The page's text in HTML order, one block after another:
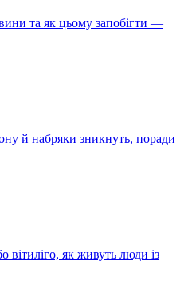
та як цьому запобігти —
й набряки зникнуть, поради
як живуть люди із